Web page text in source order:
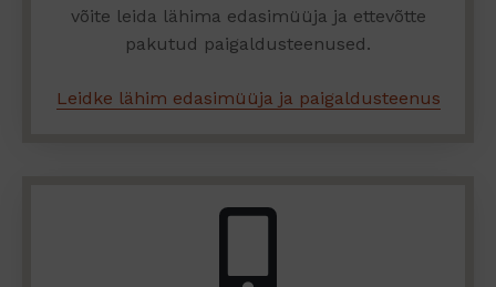
võite leida lähima edasimüüja ja ettevõtte
pakutud paigaldusteenused.
Leidke lähim edasimüüja ja paigaldusteenus